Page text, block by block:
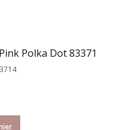
Polka Dot 83371